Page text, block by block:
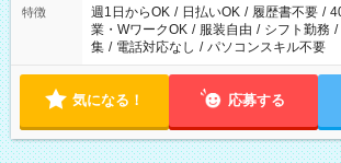
特徴 週1日からOK / 日払いOK / 履歴書不要 /
業・WワークOK / 服装自由 / シフト勤務 /
集 / 電話対応なし / パソコンスキル不要
気になる！ 応募する